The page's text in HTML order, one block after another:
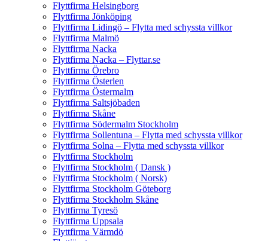
Flyttfirma Helsingborg
Flyttfirma Jönköping
Flyttfirma Lidingö – Flytta med schyssta villkor
Flyttfirma Malmö
Flyttfirma Nacka
Flyttfirma Nacka – Flyttar.se
Flyttfirma Örebro
Flyttfirma Österlen
Flyttfirma Östermalm
Flyttfirma Saltsjöbaden
Flyttfirma Skåne
Flyttfirma Södermalm Stockholm
Flyttfirma Sollentuna – Flytta med schyssta villkor
Flyttfirma Solna – Flytta med schyssta villkor
Flyttfirma Stockholm
Flyttfirma Stockholm ( Dansk )
Flyttfirma Stockholm ( Norsk)
Flyttfirma Stockholm Göteborg
Flyttfirma Stockholm Skåne
Flyttfirma Tyresö
Flyttfirma Uppsala
Flyttfirma Värmdö